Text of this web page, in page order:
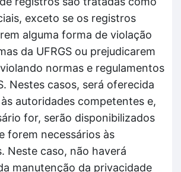
exceto se os registros
alguma forma de violação
da UFRGS ou prejudicarem
normas e regulamentos
Nestes casos, será oferecida
autoridades competentes e,
for, serão disponibilizados
forem necessários às
Neste caso, não haverá
manutenção da privacidade